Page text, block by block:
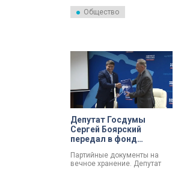
момент компания проводит
проверки и расследования.
Общество
Депутат Госдумы
Сергей Боярский
передал в фонд
партийных документов
Партийные документы на
вечное хранение. Депутат